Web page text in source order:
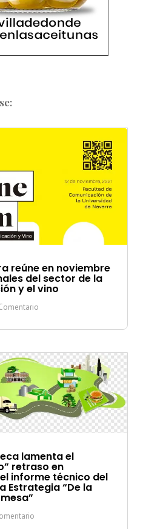
reúne en noviembre
del sector de la
y el vino
lamenta el
retraso en
informe técnico del
Estrategia “De la